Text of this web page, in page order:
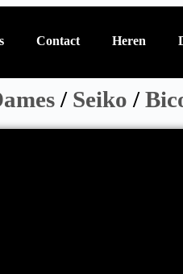
Contact Heren
/ Seiko /